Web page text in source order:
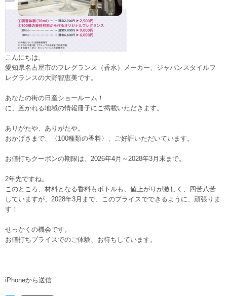
こんにちは。
愛知県名古屋市のフレグランス（香水）メーカー、ジャパンスタイルフ
レグランスの大野智恵美です。
あなたの街の日産ショールーム！
に、置かれる地域の情報冊子にご掲載いただきます。
ありがたや、ありがたや。
おかげさまで、〈100種類の香料〉、ご好評いただいています。
お値打ちクーポンの期限は、2026年4月～2028年3月末まで。
2年先ですね。
このところ、材料となる香料もボトルも、値上がりが激しく、四苦八苦
していますが、2028年3月まで、このプライスでできるように、頑張りま
す！
せっかくの機会です。
お値打ちプライスでのご体験、お待ちしています。
iPhoneから送信